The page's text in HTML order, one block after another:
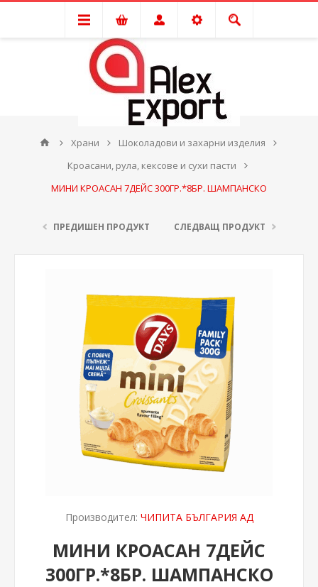
Храни
Шоколадови и захарни изделия
Кроасани, рула, кексове и сухи пасти
МИНИ КРОАСАН 7ДЕЙС 300ГР.*8БР. ШАМПАНСКО
ПРЕДИШЕН ПРОДУКТ СЛЕДВАЩ ПРОДУКТ
Производител: ЧИПИТА БЪЛГАРИЯ АД
МИНИ КРОАСАН 7ДЕЙС
300ГР.*8БР. ШАМПАНСКО